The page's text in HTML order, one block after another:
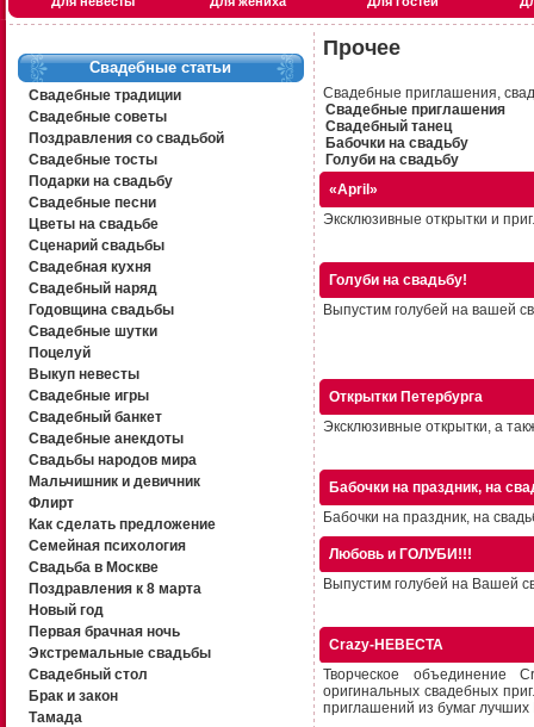
Свадебные статьи
Свадебные традиции
Свадебные советы
Поздравления со свадьбой
Свадебные тосты
Подарки на свадьбу
Свадебные песни
Цветы на свадьбе
Сценарий свадьбы
Свадебная кухня
Свадебный наряд
Годовщина свадьбы
Свадебные шутки
Поцелуй
Выкуп невесты
Свадебные игры
Свадебный банкет
Свадебные анекдоты
Свадьбы народов мира
Мальчишник и девичник
Флирт
Как сделать предложение
Семейная психология
Свадьба в Москве
Поздравления к 8 марта
Новый год
Первая брачная ночь
Экстремальные свадьбы
Свадебный стол
Брак и закон
Тамада
Прочее
Свадебные приглашения,
Свадебные приглашения
Свадебный танец
Бабочки на свадьбу
Голуби на свадьбу
«April»
Эксклюзивные открытки и
Голуби на свадьбу!
Выпустим голубей на вашей
Открытки Петербурга
Эксклюзивные открытки, а
Бабочки на праздник, на
Бабочки на праздник, на
Любовь и ГОЛУБИ!!!
Выпустим голубей на Вашей
Crazy-НЕВЕСТА
Творческое объединение
оригинальных свадебных
приглашений из бумаг лучших